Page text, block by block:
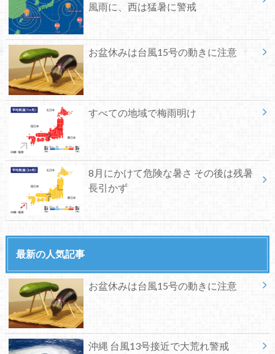
風雨に、西は猛暑に警戒
お盆休みは台風15号の動きに注意
すべての地域で梅雨明け
8月にかけて危険な暑さ その後は残暑
長引かず
最新の人気記事
お盆休みは台風15号の動きに注意
沖縄 台風13号接近で大荒れ警戒